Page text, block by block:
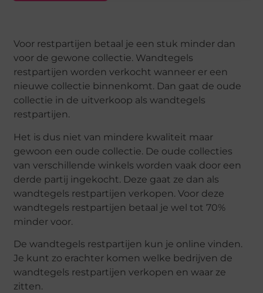
Voor restpartijen betaal je een stuk minder dan
voor de gewone collectie. Wandtegels
restpartijen worden verkocht wanneer er een
nieuwe collectie binnenkomt. Dan gaat de oude
collectie in de uitverkoop als wandtegels
restpartijen.
Het is dus niet van mindere kwaliteit maar
gewoon een oude collectie. De oude collecties
van verschillende winkels worden vaak door een
derde partij ingekocht. Deze gaat ze dan als
wandtegels restpartijen verkopen. Voor deze
wandtegels restpartijen betaal je wel tot 70%
minder voor.
De wandtegels restpartijen kun je online vinden.
Je kunt zo erachter komen welke bedrijven de
wandtegels restpartijen verkopen en waar ze
zitten.